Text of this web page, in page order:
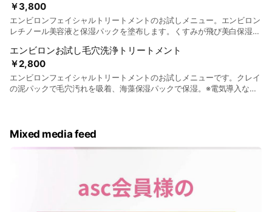
￥3,800
エンビロンフェイシャルトリートメントのお試しメニュー。エンビロン
レチノール美容液と保湿パックを塗布します。くすみが飛び美白保湿実
￥2,800
エンビロンお試し毛穴洗浄トリートメント
エンビロンフェイシャルトリートメントのお試しメニューです。クレイ
の泥パックで毛穴汚れを吸着、海藻保湿パックで保湿。※電気導入な
Mixed media feed